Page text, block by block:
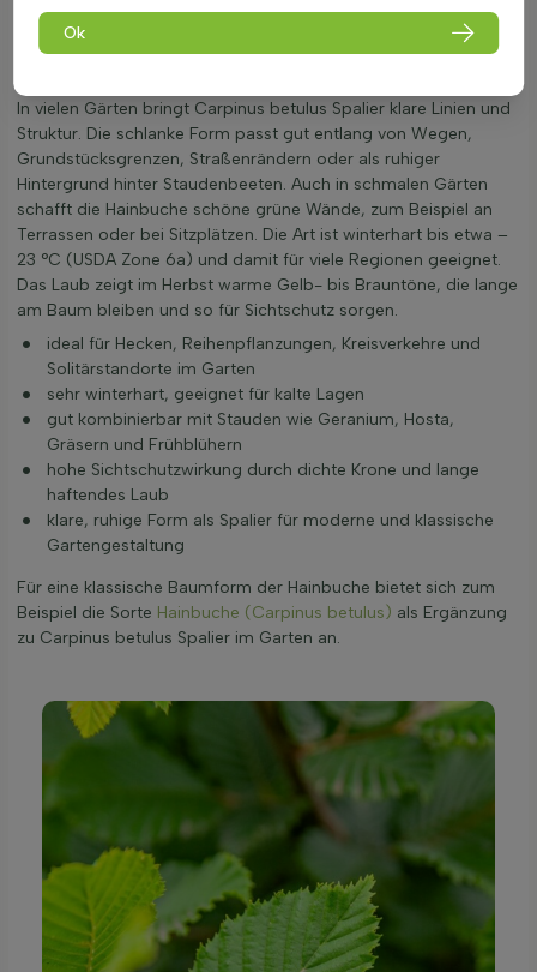
bekannte Teile sind nicht giftig.
Anwendung von Carpinus betulus Spalier im
In vielen Gärten bringt Carpinus betulus Spalier klare Linien und
Struktur. Die schlanke Form passt gut entlang von Wegen,
Grundstücksgrenzen, Straßenrändern oder als ruhiger
Hintergrund hinter Staudenbeeten. Auch in schmalen Gärten
schafft die Hainbuche schöne grüne Wände, zum Beispiel an
Terrassen oder bei Sitzplätzen. Die Art ist winterhart bis etwa –
23 °C (USDA Zone 6a) und damit für viele Regionen geeignet.
Das Laub zeigt im Herbst warme Gelb- bis Brauntöne, die lange
am Baum bleiben und so für Sichtschutz sorgen.
ideal für Hecken, Reihenpflanzungen, Kreisverkehre und
Solitärstandorte im Garten
sehr winterhart, geeignet für kalte Lagen
gut kombinierbar mit Stauden wie Geranium, Hosta,
Gräsern und Frühblühern
hohe Sichtschutzwirkung durch dichte Krone und lange
haftendes Laub
klare, ruhige Form als Spalier für moderne und klassische
Gartengestaltung
Für eine klassische Baumform der Hainbuche bietet sich zum
Beispiel die Sorte Hainbuche (Carpinus betulus) als Ergänzung
zu Carpinus betulus Spalier im Garten an.
Ok